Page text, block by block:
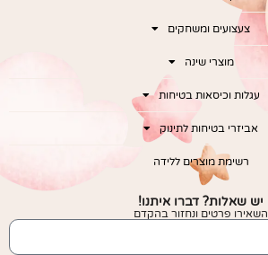
יש שאלות? דברו איתנו!
השאירו פרטים ונחזור בהקדם
צעצועים ומשחקים
מוצרי שינה
עגלות וכיסאות בטיחות
אביזרי בטיחות לתינוק
רשימת מוצרים ללידה